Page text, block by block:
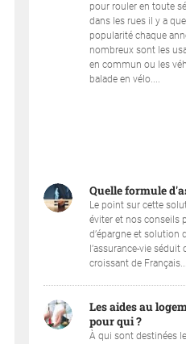
pour rouler en toute
dans les rues il y a
popularité chaque
nombreux sont les
en commun ou les
balade en vélo....
Quelle formule
Le point sur cette
éviter et nos conseils
d’épargne et solution
l’assurance-vie
croissant de
Les aides au
pour qui ?
À qui sont destinées